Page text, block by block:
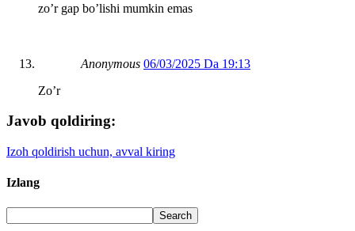
zo’r gap bo’lishi mumkin emas
Anonymous 06/03/2025 Da 19:13
Zo’r
Javob qoldiring:
Izoh qoldirish uchun, avval kiring
Izlang